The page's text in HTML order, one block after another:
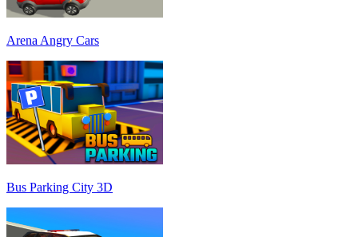
Arena Angry Cars
Bus Parking City 3D